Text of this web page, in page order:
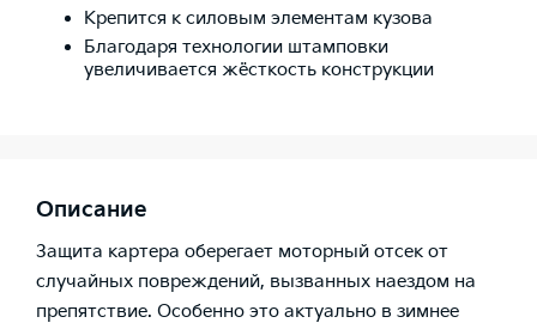
Крепится к силовым элементам кузова
Благодаря технологии штамповки
увеличивается жёсткость конструкции
Описание
Защита картера оберегает моторный отсек от
случайных повреждений, вызванных наездом на
препятствие. Особенно это актуально в зимнее